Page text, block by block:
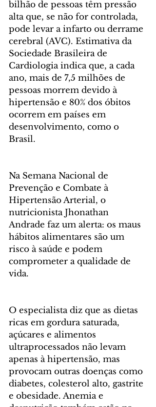
bilhão de pessoas têm pressão
alta que, se não for controlada,
pode levar a infarto ou derrame
cerebral (AVC). Estimativa da
Sociedade Brasileira de
Cardiologia indica que, a cada
ano, mais de 7,5 milhões de
pessoas morrem devido à
hipertensão e 80% dos óbitos
ocorrem em países em
desenvolvimento, como o
Brasil.
Na Semana Nacional de
Prevenção e Combate à
Hipertensão Arterial, o
nutricionista Jhonathan
Andrade faz um alerta: os maus
hábitos alimentares são um
risco à saúde e podem
comprometer a qualidade de
vida.
O especialista diz que as dietas
ricas em gordura saturada,
açúcares e alimentos
ultraprocessados não levam
apenas à hipertensão, mas
provocam outras doenças como
diabetes, colesterol alto, gastrite
e obesidade. Anemia e